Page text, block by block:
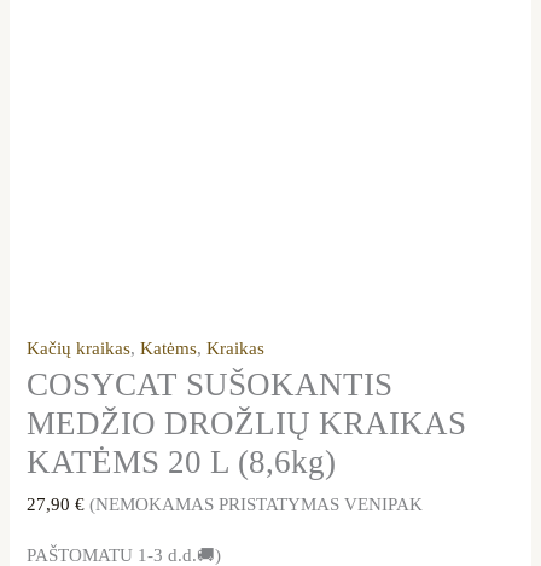
Kačių kraikas,Katėms,Kraikas
COSYCAT SUŠOKANTIS
MEDŽIO DROŽLIŲ KRAIKAS
KATĖMS 20 L (8,6kg)
27,90€ (NEMOKAMAS PRISTATYMAS VENIPAK
PAŠTOMATU 1-3 d.d.🚚)